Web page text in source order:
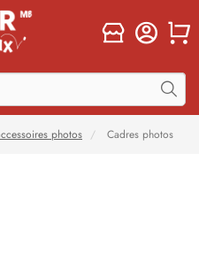
photos Cadres photos